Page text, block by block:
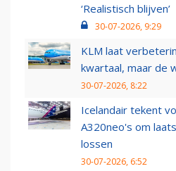
‘Realistisch blijven’
30-07-2026, 9:29
KLM laat
kwartaal, maar de
30-07-2026, 8:22
Icelandair tekent
A320neo's om
lossen
30-07-2026, 6:52